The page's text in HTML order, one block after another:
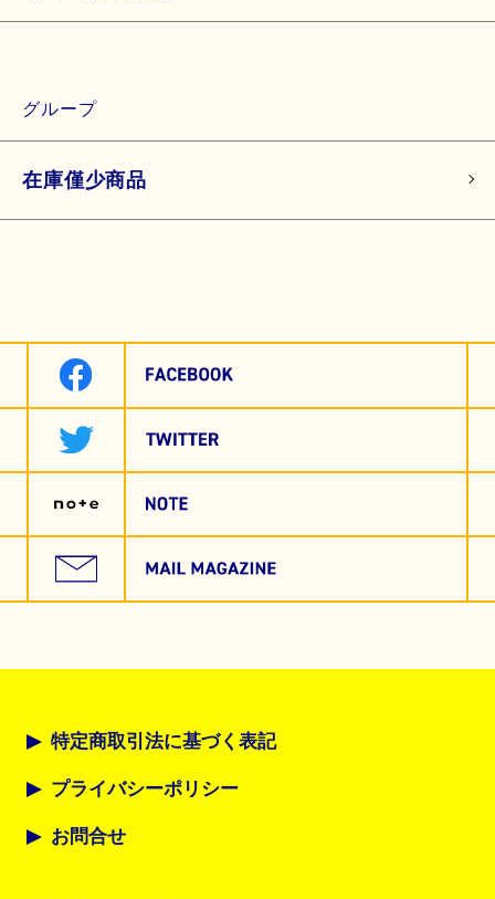
グループ
在庫僅少商品
特定商取引法に基づく表記
プライバシーポリシー
お問合せ